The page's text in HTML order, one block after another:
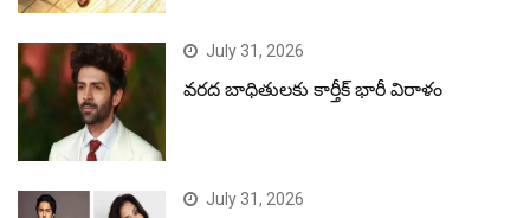
July 31, 2026
వరద బాధితులకు కార్తీక్ భారీ విరాళం
July 31, 2026